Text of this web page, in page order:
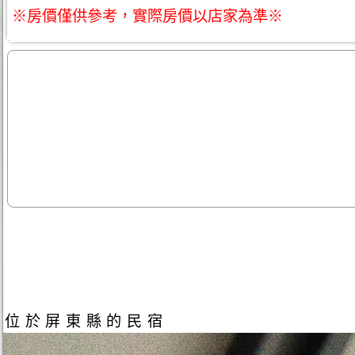
※房價僅供參考，實際房價以店家為準※
位於屏東縣的民宿